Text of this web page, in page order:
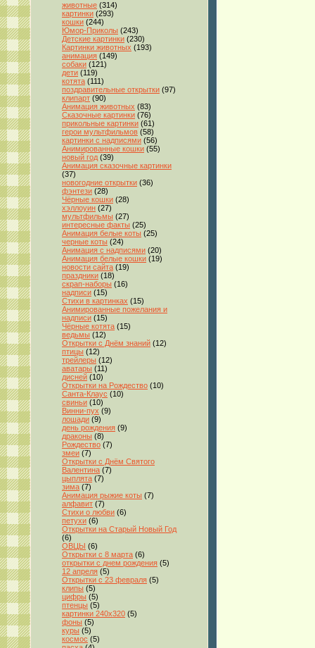
животные (314)
картинки (293)
кошки (244)
Юмор-Приколы (243)
Детские картинки (230)
Картинки животных (193)
анимация (149)
собаки (121)
дети (119)
котята (111)
поздравительные открытки (97)
клипарт (90)
Анимация животных (83)
Сказочные картинки (76)
прикольные картинки (61)
герои мультфильмов (58)
картинки с надписями (56)
Анимированные кошки (55)
новый год (39)
Анимация сказочные картинки
(37)
новогодние открытки (36)
фэнтези (28)
Чёрные кошки (28)
хэллоуин (27)
мультфильмы (27)
интересные факты (25)
Анимация белые коты (25)
черные коты (24)
Анимация с надписями (20)
Анимация белые кошки (19)
новости сайта (19)
праздники (18)
скрап-наборы (16)
надписи (15)
Стихи в картинках (15)
Анимированные пожелания и
надписи (15)
Чёрные котята (15)
ведьмы (12)
Открытки с Днём знаний (12)
птицы (12)
трейлеры (12)
аватары (11)
дисней (10)
Открытки на Рождество (10)
Санта-Клаус (10)
свиньи (10)
Винни-пух (9)
лошади (9)
день рождения (9)
драконы (8)
Рождество (7)
змеи (7)
Открытки с Днём Святого
Валентина (7)
цыплята (7)
зима (7)
Анимация рыжие коты (7)
алфавит (7)
Стихи о любви (6)
петухи (6)
Открытки на Старый Новый Год
(6)
ОВЦЫ (6)
Открытки с 8 марта (6)
открытки с днем рождения (5)
12 апреля (5)
Открытки с 23 февраля (5)
клипы (5)
цифры (5)
птенцы (5)
картинки 240x320 (5)
фоны (5)
куры (5)
космос (5)